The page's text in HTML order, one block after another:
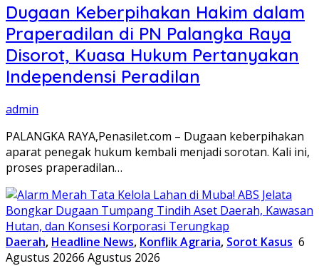
Dugaan Keberpihakan Hakim dalam
Praperadilan di PN Palangka Raya
Disorot, Kuasa Hukum Pertanyakan
Independensi Peradilan
admin
PALANGKA RAYA,Penasilet.com – Dugaan keberpihakan
aparat penegak hukum kembali menjadi sorotan. Kali ini,
proses praperadilan…
Daerah, Headline News, Konflik Agraria, Sorot Kasus 6
Agustus 20266 Agustus 2026